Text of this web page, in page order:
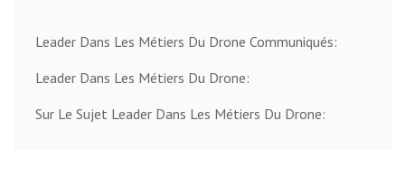
Leader Dans Les Métiers Du Drone Communiqués:
Leader Dans Les Métiers Du Drone:
Sur Le Sujet Leader Dans Les Métiers Du Drone: